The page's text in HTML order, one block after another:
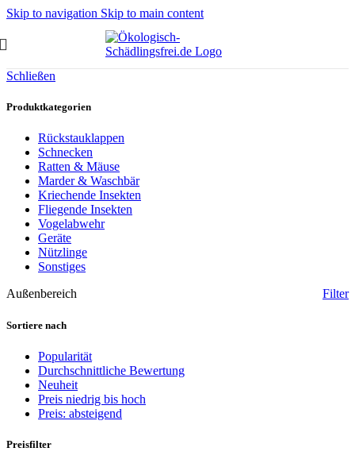
Skip to navigation Skip to main content
Schließen
Produktkategorien
Rückstauklappen
Schnecken
Ratten & Mäuse
Marder & Waschbär
Kriechende Insekten
Fliegende Insekten
Vogelabwehr
Geräte
Nützlinge
Sonstiges
Außenbereich
Filter
Sortiere nach
Popularität
Durchschnittliche Bewertung
Neuheit
Preis niedrig bis hoch
Preis: absteigend
Preisfilter